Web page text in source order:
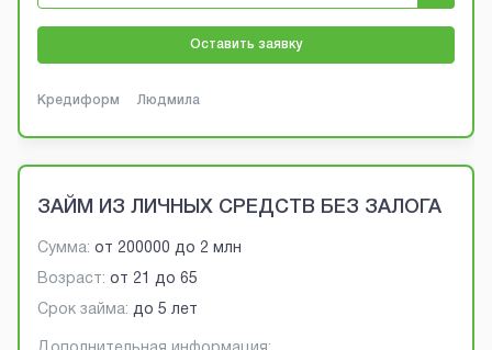
Оставить заявку
Кредиформ Людмила
ЗАЙМ ИЗ ЛИЧНЫХ СРЕДСТВ БЕЗ ЗАЛОГА
Сумма: от 200000 до 2 млн
Возраст: от 21 до 65
Срок займа: до 5 лет